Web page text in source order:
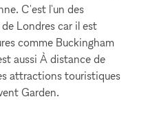
C'est l'un des
Londres car il est
comme Buckingham
aussi À distance de
attractions touristiques
Garden.